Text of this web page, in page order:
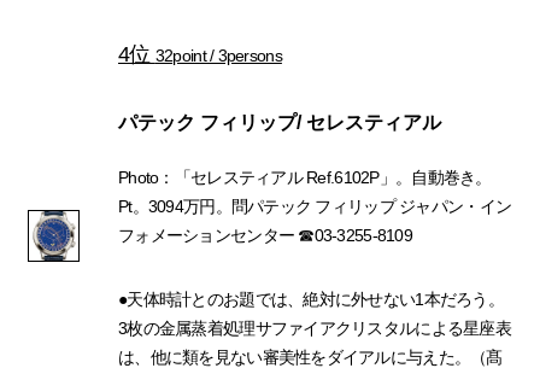
4位 32point / 3persons
パテック フィリップ/ セレスティアル
Photo：「セレスティアル Ref.6102P」。自動巻き。
Pt。3094万円。問パテック フィリップ ジャパン・イン
フォメーションセンター ☎03-3255-8109
●天体時計とのお題では、絶対に外せない1本だろう。
3枚の金属蒸着処理サファイアクリスタルによる星座表
は、他に類を見ない審美性をダイアルに与えた。（髙